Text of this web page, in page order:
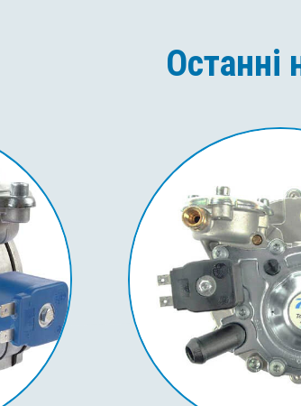
Останні